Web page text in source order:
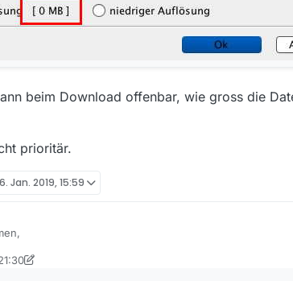
beim Download offenbar, wie gross die
prioritär.
Jan. 2019, 15:59
die Probleme mit fehlenden Filmen für den SRF häufen,
1. März 2019, 08:56